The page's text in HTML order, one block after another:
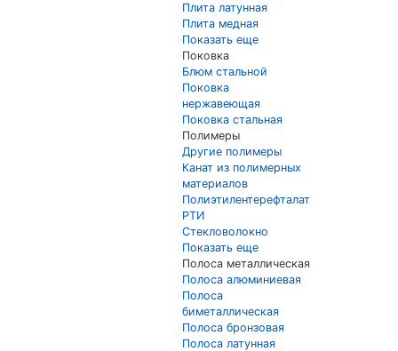
Плита латунная
Плита медная
Показать еще
Поковка
Блюм стальной
Поковка
нержавеющая
Поковка стальная
Полимеры
Другие полимеры
Канат из полимерных
материалов
Полиэтилентерефталат
РТИ
Стекловолокно
Показать еще
Полоса металлическая
Полоса алюминиевая
Полоса
биметаллическая
Полоса бронзовая
Полоса латунная